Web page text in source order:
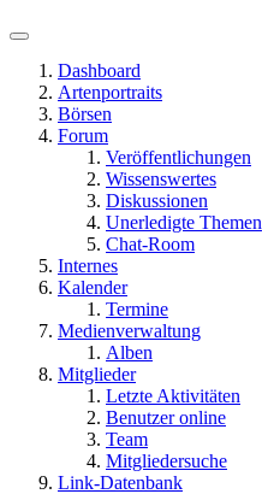
Dashboard
Artenportraits
Börsen
Forum
Veröffentlichungen
Wissenswertes
Diskussionen
Unerledigte Themen
Chat-Room
Internes
Kalender
Termine
Medienverwaltung
Alben
Mitglieder
Letzte Aktivitäten
Benutzer online
Team
Mitgliedersuche
Link-Datenbank